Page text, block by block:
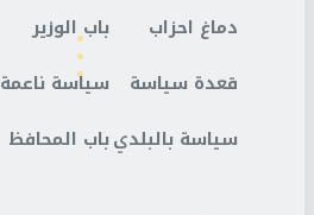
دماغ احزاب
قعدة سياسة
سياسة بالبلدي
باب الوزير
سياسة ناعمة
باب المحافظ